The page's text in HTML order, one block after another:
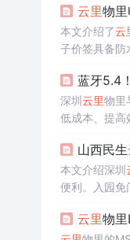
云里物
本文介绍了云
子价签具备防
蓝牙5.4！
深圳云里物里
低成本、提高
山西民生
本文介绍深圳
便利。入园免
云里物